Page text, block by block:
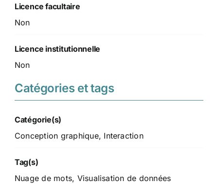
Licence facultaire
Non
Licence institutionnelle
Non
Catégories et tags
Catégorie(s)
Conception graphique, Interaction
Tag(s)
Nuage de mots, Visualisation de données